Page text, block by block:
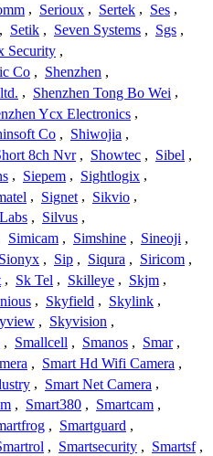
, Serioux , Sertek , Ses ,
, Setik , Seven Systems , Sgs ,
Security ,
Co , Shenzhen ,
, Shenzhen Tong Bo Wei ,
Ycx Electronics ,
Co , Shiwojia ,
8ch Nvr , Showtec , Sibel ,
, Siepem , Sightlogix ,
, Signet , Sikvio ,
, Silvus ,
Simicam , Simshine , Sineoji ,
Sionyx , Sip , Siqura , Siricom ,
, Sk Tel , Skilleye , Skjm ,
, Skyfield , Skylink ,
, Skyvision ,
, Smallcell , Smanos , Smar ,
, Smart Hd Wifi Camera ,
, Smart Net Camera ,
, Smart380 , Smartcam ,
, Smartguard ,
, Smartsecurity , Smartsf ,